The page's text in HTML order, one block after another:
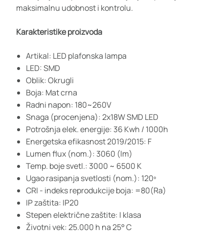
maksimalnu udobnost i kontrolu.
Karakteristike proizvoda
Artikal: LED plafonska lampa
LED: SMD
Oblik: Okrugli
Boja: Mat crna
Radni napon: 180~260V
Snaga (procenjena): 2x18W SMD LED
Potrošnja elek. energije: 36 Kwh / 1000h
Energetska efikasnost 2019/2015: F
Lumen flux (nom.): 3060 (lm)
Temp. boje svetl.: 3000 ~ 6500 K
Ugao rasipanja svetlosti (nom.): 120º
CRI - indeks reprodukcije boja: =80(Ra)
IP zaštita: IP20
Stepen električne zaštite: I klasa
Životni vek: 25.000 h na 25° C